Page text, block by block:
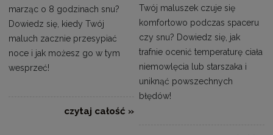
marząc o 8 godzinach snu?
Dowiedz się, kiedy Twój
maluch zacznie przesypiać
noce i jak możesz go w tym
wesprzeć!
czytaj całość »
Twój maluszek czuje się
komfortowo podczas spaceru
czy snu? Dowiedz się, jak
trafnie ocenić temperaturę ciała
niemowlęcia lub starszaka i
uniknąć powszechnych
błędów!